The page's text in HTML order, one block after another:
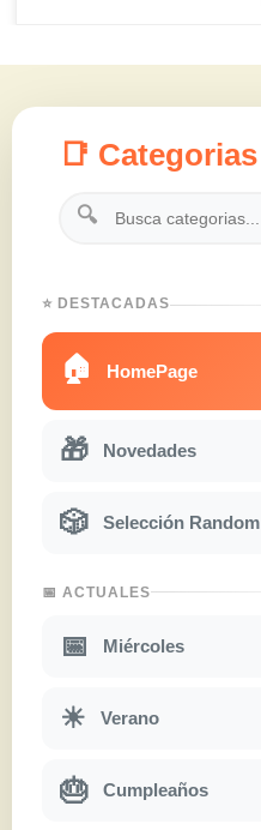
📑 Categorias
🔍
⭐ DESTACADAS
🏠 HomePage
🎁 Novedades
🎲 Selección Random
📅 ACTUALES
📅 Miércoles
☀ Verano
🎂 Cumpleaños